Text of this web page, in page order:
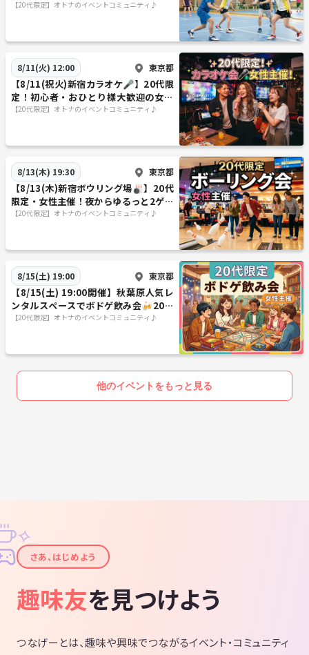
ッシュ＆新しい仲間に出会おう✨
【20代限定】オトナのイベントコミュニティ♪
8/11(火) 12:00 東京都
【8/11(祝火)新宿カラオケ🎤】20代限
定！初心者・おひとり様大歓迎の女性
主催カラオケ交流イベント🌟
【20代限定】オトナのイベントコミュニティ♪
8/13(木) 19:30 東京都
【8/13(木)新宿ボウリング場🎳】20代
限定・女性主催！夜からゆるっと2ゲー
ム！初心者歓迎の交流ナイト✨
【20代限定】オトナのイベントコミュニティ♪
8/15(土) 19:00 東京都
【8/15(土) 19:00開催】秋葉原人気レ
ンタルスペースでボドゲ飲み会🍻20代
限定！満席続出の交流ナイト✨
【20代限定】オトナのイベントコミュニティ♪
他のイベントをもっと見る
✦
✧
さあ、はじめよう
趣味友を見つけよう
つなげーとは、趣味や興味でつながるイベント・コミュニティ